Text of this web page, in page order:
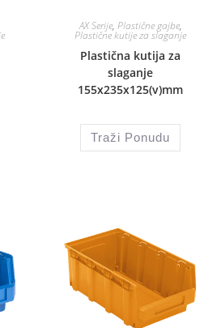
AX Serije, Plastične gajbe,
Plastične kutije za slaganje
Plastična kutija za
slaganje
155x235x125(v)mm
Traži Ponudu